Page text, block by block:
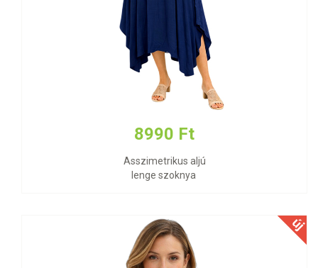
8990 Ft
Asszimetrikus aljú
lenge szoknya